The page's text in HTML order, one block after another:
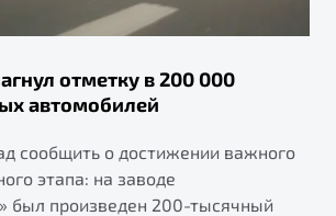
отметку в 200 000
автомобилей
сообщить о достижении важного
этапа: на заводе
был произведен 200-тысячный